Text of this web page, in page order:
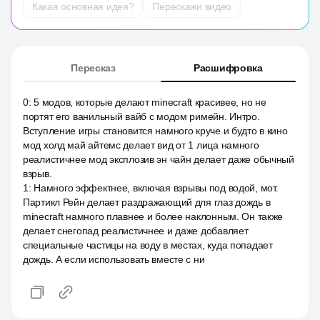
Какая основная идея?
Перескажи видео
Пересказ Расшифровка
0:5 модов, которые делают minecraft красивее, но не
портят его ванильный вайб с модом римейн. Интро.
Вступление игры становится намного круче и будто в кино
мод холд май айтемс делает вид от 1 лица намного
реалистичнее мод эксплозив эн чайн делает даже обычный
взрыв.
1 : Намного эффектнее, включая взрывы под водой, мот.
Партикл Рейн делает раздражающий для глаз дождь в
minecraft намного плавнее и более наклонным. Он также
делает снегопад реалистичнее и даже добавляет
специальные частицы на воду в местах, куда попадает
дождь. А если использовать вместе с ни